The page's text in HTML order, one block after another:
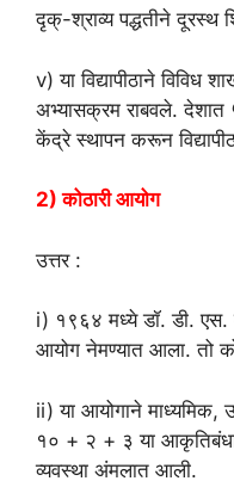
दृक्-श्राव्य पद्धतीने दूरस्थ
v) या विद्यापीठाने विविध
अभ्यासक्रम राबवले. देशात
केंद्रे स्थापन करून
2) कोठारी आयोग
उत्तर :
i) १९६४ मध्ये डॉ. डी. एस.
आयोग नेमण्यात आला. तो
ii) या आयोगाने माध्यमिक,
१० + २ + ३ या
व्यवस्था अंमलात आली.